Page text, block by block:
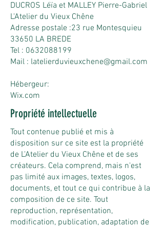
DUCROS Léïa et MALLEY Pierre-Gabriel
L'Atelier du Vieux Chêne
Adresse postale :23 rue Montesquieu
33650 LA BREDE
Tel : 0632088199
Mail : latelierduvieuxchene@gmail.com
Hébergeur:
Wix.com
Propriété intellectuelle
Tout contenue publié et mis à
disposition sur ce site est la propriété
de L'Atelier du Vieux Chêne et de ses
créateurs. Cela comprend, mais n'est
pas limité aux images, textes, logos,
documents, et tout ce qui contribue à la
composition de ce site. Tout
reproduction, représentation,
modification, publication, adaptation de